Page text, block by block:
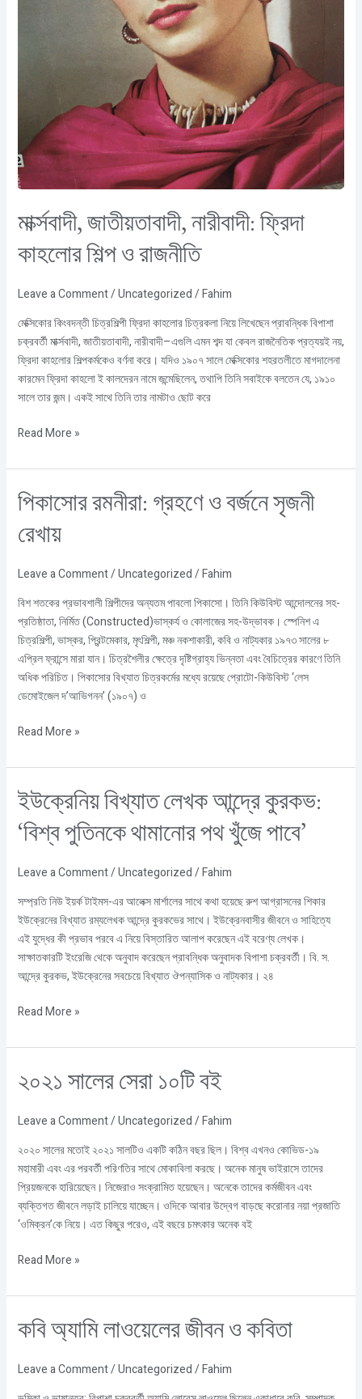
মার্ক্সবাদী, জাতীয়তাবাদী, নারীবাদী: ফ্রিদা
কাহলোর শিল্প ও রাজনীতি
Leave a Comment/Uncategorized/Fahim
মেক্সিকোর কিংবদন্তী চিত্রশিল্পী ফ্রিদা কাহলোর চিত্রকলা নিয়ে লিখেছেন প্রাবন্ধিক বিপাশা
চক্রবর্তী মার্ক্সবাদী, জাতীয়তাবাদী, নারীবাদী–এগুলি এমন শব্দ যা কেবল রাজনৈতিক প্রত্যয়ই নয়,
ফ্রিদা কাহলোর শিল্পকর্মকেও বর্ণনা করে। যদিও ১৯০৭ সালে মেক্সিকোর শহরতলীতে মাগদালেনা
কারমেন ফ্রিদা কাহলো ই কালদেরন নামে জন্মেছিলেন, তথাপি তিনি সবাইকে বলতেন যে, ১৯১০
সালে তার জন্ম। একই সাথে তিনি তার নামটাও ছোট করে
Read More »
পিকাসোর রমনীরা: গ্রহণে ও বর্জনে সৃজনী
রেখায়
Leave a Comment/Uncategorized/Fahim
বিশ শতকের প্রভাবশালী শিল্পীদের অন্যতম পাবলো পিকাসো। তিনি কিউবিস্ট আন্দোলনের সহ-
প্রতিষ্ঠাতা, নির্মিত (Constructed)ভাস্কর্য ও কোলাজের সহ-উদ্ভাবক। স্পেনিশ এ
চিত্রশিল্পী, ভাস্কর, প্রিন্টমেকার, মৃৎশিল্পী, মঞ্চ নকশাকারী, কবি ও নাট্যকার ১৯৭৩ সালের ৮
এপ্রিল ফ্রান্সে মারা যান। চিত্রশৈলীর ক্ষেত্রে দৃষ্টিগ্রাহ্য ভিন্নতা এবং বৈচিত্রের কারণে তিনি
অধিক পরিচিত। পিকাসোর বিখ্যাত চিত্রকর্মের মধ্যে রয়েছে প্রোটো-কিউবিস্ট ‘লেস
ডেমোইজেল দ’আভিগনন’ (১৯০৭) ও
পিকাসোর
রমনীরা:
গ্রহণে
বর্জনে
রেখায়
Read More »
ইউক্রেনিয় বিখ্যাত লেখক আন্দ্রে কুরকভ:
‘বিশ্ব পুতিনকে থামানোর পথ খুঁজে পাবে’
Leave a Comment/Uncategorized/Fahim
সম্প্রতি নিউ ইয়র্ক টাইমস-এর আলেক্স মার্শালের সাথে কথা হয়েছে রুশ আগ্রাসনের শিকার
ইউক্রেনের বিখ্যাত রম্যলেখক আন্দ্রে কুরকভের সাথে। ইউক্রেনবাসীর জীবনে ও সাহিত্যে
এই যুদ্ধের কী প্রভাব পরবে এ নিয়ে বিস্তারিত আলাপ করেছেন এই বরেণ্য লেখক।
সাক্ষাতকারটি ইংরেজি থেকে অনুবাদ করেছেন প্রাবন্ধিক অনুবাদক বিপাশা চক্রবর্তী। বি. স.
আন্দ্রে কুরকভ, ইউক্রেনের সবচেয়ে বিখ্যাত ঔপন্যাসিক ও নাট্যকার। ২৪
ইউক্রেনিয়
বিখ্যাত
লেখক
কুরকভ:
পুতিনকে
থামানোর
পথ
খুঁজে
পাবে’
Read More »
২০২১ সালের সেরা ১০টি বই
Leave a Comment/Uncategorized/Fahim
২০২০ সালের মতোই ২০২১ সালটিও একটি কঠিন বছর ছিল। বিশ্ব এখনও কোভিড-১৯
মহামারী এবং এর পরবর্তী পরিণতির সাথে মোকাবিলা করছে। অনেক মানুষ ভাইরাসে তাদের
প্রিয়জনকে হারিয়েছেন। নিজেরাও সংক্রামিত হয়েছেন। অনেকে তাদের কর্মজীবন এবং
ব্যক্তিগত জীবনে লড়াই চালিয়ে যাচ্ছেন। ওদিকে আবার উদ্বেগ বাড়ছে করোনার নয়া প্রজাতি
‘ওমিক্রন’কে নিয়ে। এত কিছুর পরেও, এই বছরে চমৎকার অনেক বই
২০২১
সালের
১০টি
বই
Read More »
কবি অ্যামি লাওয়েলের জীবন ও কবিতা
Leave a Comment/Uncategorized/Fahim
কবি
অ্যামি
জীবন